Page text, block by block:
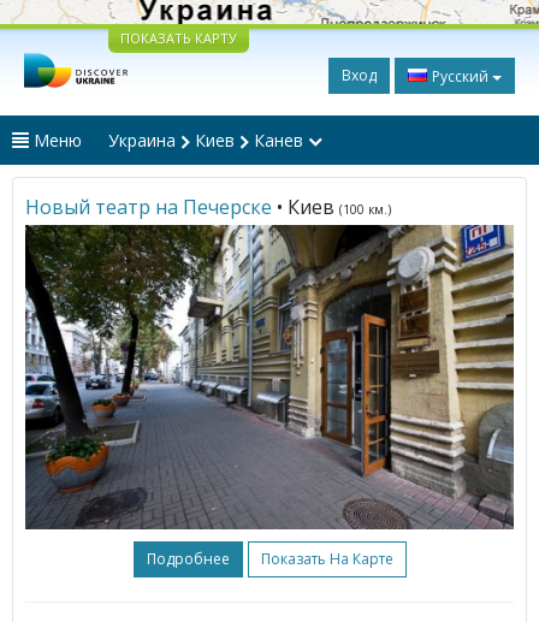
ПОКАЗАТЬ КАРТУ
Вход Русский
Меню Украина Киев Канев
Новый театр на Печерске • Киев (100 км.)
Подробнее Показать На Карте